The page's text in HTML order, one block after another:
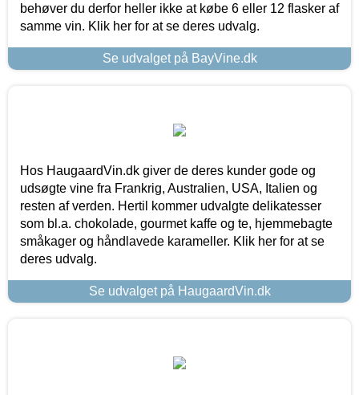
behøver du derfor heller ikke at købe 6 eller 12 flasker af
samme vin. Klik her for at se deres udvalg.
Se udvalget på BayVine.dk
Hos HaugaardVin.dk giver de deres kunder gode og
udsøgte vine fra Frankrig, Australien, USA, Italien og
resten af verden. Hertil kommer udvalgte delikatesser
som bl.a. chokolade, gourmet kaffe og te, hjemmebagte
småkager og håndlavede karameller. Klik her for at se
deres udvalg.
Se udvalget på HaugaardVin.dk